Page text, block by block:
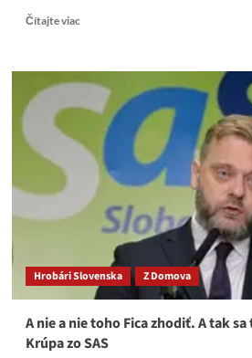
Čítajte viacRead
Chmelár
do
bratislavskej
hereckej
kaviarne
riadne
zaťal.
Hrobári Slovenska Z Domova
A nie a nie toho Fica zhodiť. A tak
Krúpa zo SAS